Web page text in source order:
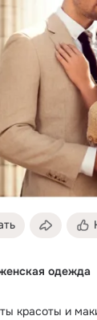
одежда
красоты и